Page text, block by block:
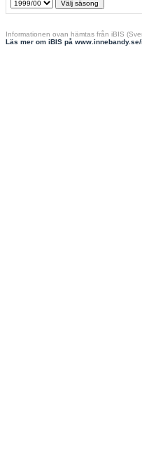
Informationen ovan hämtas från iBIS
Läs mer om iBIS på